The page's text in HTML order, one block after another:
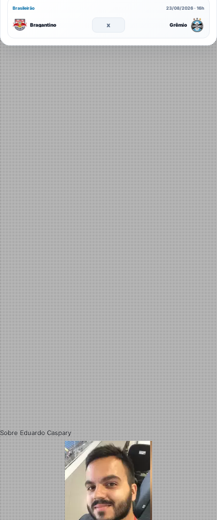
Brasileirão 23/08/2026 · 16h
Bragantino x Grêmio
Sobre Eduardo Caspary